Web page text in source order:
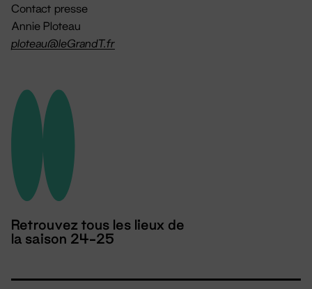
Contact presse
Annie Ploteau
ploteau@leGrandT.fr
Retrouvez tous les lieux de
la saison 24-25